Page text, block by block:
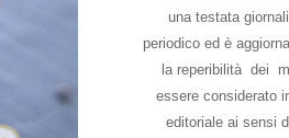
una testata
periodico ed è
la reperibilità dei
essere considerato
editoriale ai sensi